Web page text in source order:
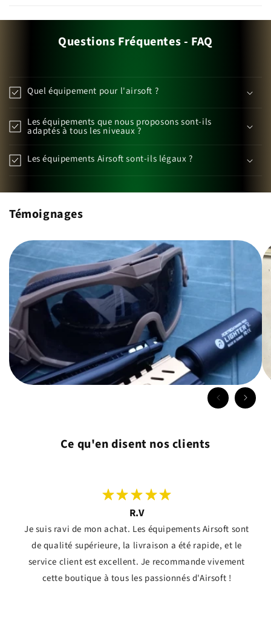
Questions Fréquentes - FAQ
Quel équipement pour l'airsoft ?
Les équipements que nous proposons sont-ils
adaptés à tous les niveaux ?
Les équipements Airsoft sont-ils légaux ?
Témoignages
Ce qu'en disent nos clients
R.V
Je suis ravi de mon achat. Les équipements Airsoft sont
de qualité supérieure, la livraison a été rapide, et le
service client est excellent. Je recommande vivement
cette boutique à tous les passionnés d'Airsoft !